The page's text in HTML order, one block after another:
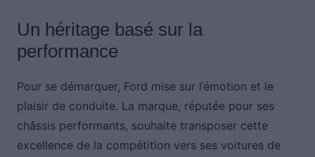
Un héritage basé sur la
performance
Pour se démarquer, Ford mise sur l’émotion et le
plaisir de conduite. La marque, réputée pour ses
châssis performants, souhaite transposer cette
excellence de la compétition vers ses voitures de